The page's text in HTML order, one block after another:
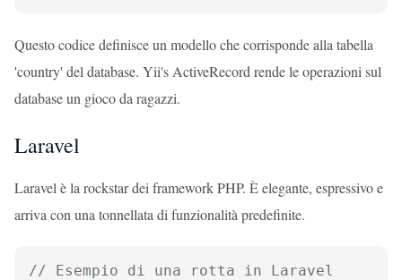
Questo codice definisce un modello che corrisponde alla tabella
'country' del database. Yii's ActiveRecord rende le operazioni sul
database un gioco da ragazzi.
Laravel
Laravel è la rockstar dei framework PHP. È elegante, espressivo e
arriva con una tonnellata di funzionalità predefinite.
// Esempio di una rotta in Laravel